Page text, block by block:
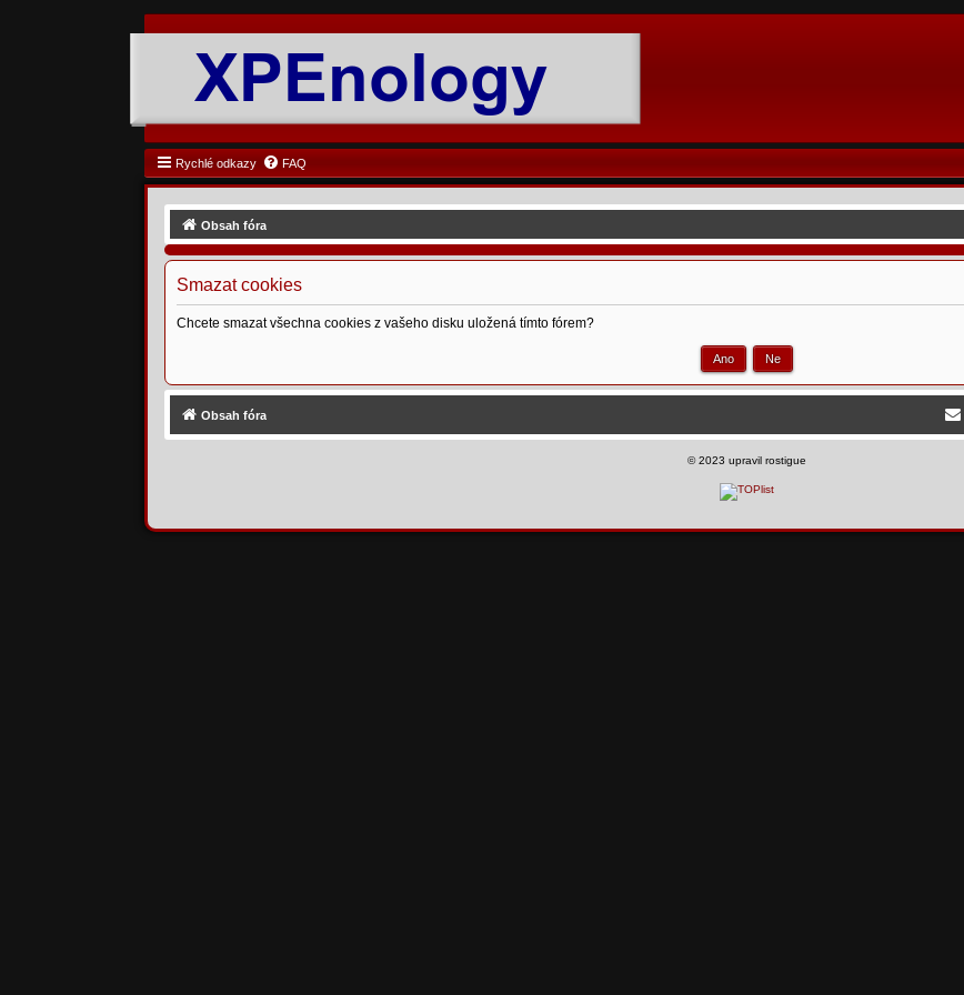
Rychlé odkazy FAQ
Obsah fóra
Smazat cookies
Chcete smazat všechna cookies z vašeho disku uložená tímto fórem?
Obsah fóra
©2023 upravil rostigue